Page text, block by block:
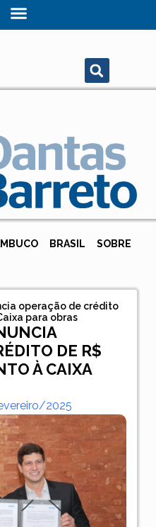
BRASIL SOBRE
operação de crédito
para obras
DE R$
À CAIXA
2025